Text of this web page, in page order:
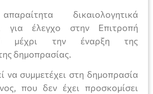
δικαιολογητικά
για έλεγχο στην Επιτροπή
μέχρι την έναρξη της
δημοπρασίας.
να συμμετέχει στη δημοπρασία
που δεν έχει προσκομίσει